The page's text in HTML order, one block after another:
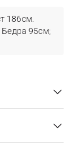
186см.
Бедра 95см;